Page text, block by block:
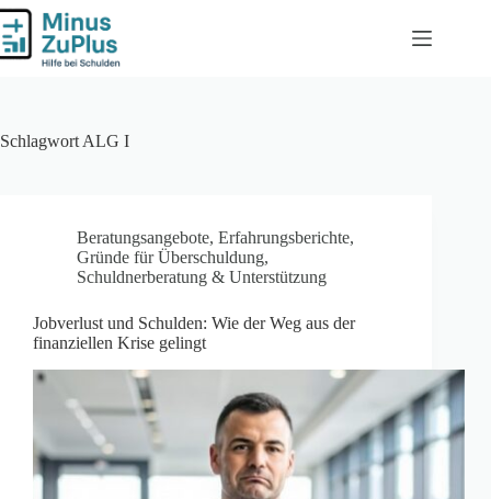
Zum
Inhalt
springen
Schlagwort ALG I
Beratungsangebote, Erfahrungsberichte,
Gründe für Überschuldung,
Schuldnerberatung & Unterstützung
Jobverlust und Schulden: Wie der Weg aus der
finanziellen Krise gelingt